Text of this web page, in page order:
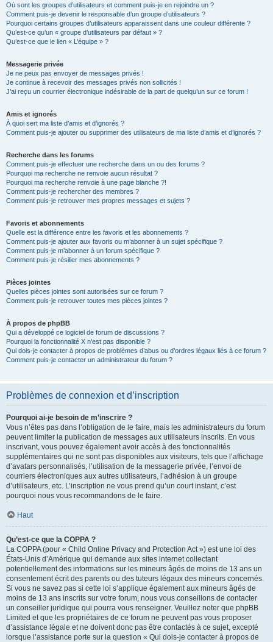
Où sont les groupes d’utilisateurs et comment puis-je en rejoindre un ?
Comment puis-je devenir le responsable d’un groupe d’utilisateurs ?
Pourquoi certains groupes d’utilisateurs apparaissent dans une couleur différente ?
Qu’est-ce qu’un « groupe d’utilisateurs par défaut » ?
Qu’est-ce que le lien « L’équipe » ?
Messagerie privée
Je ne peux pas envoyer de messages privés !
Je continue à recevoir des messages privés non sollicités !
J’ai reçu un courrier électronique indésirable de la part de quelqu’un sur ce forum !
Amis et ignorés
À quoi sert ma liste d’amis et d’ignorés ?
Comment puis-je ajouter ou supprimer des utilisateurs de ma liste d’amis et d’ignorés ?
Recherche dans les forums
Comment puis-je effectuer une recherche dans un ou des forums ?
Pourquoi ma recherche ne renvoie aucun résultat ?
Pourquoi ma recherche renvoie à une page blanche ?!
Comment puis-je rechercher des membres ?
Comment puis-je retrouver mes propres messages et sujets ?
Favoris et abonnements
Quelle est la différence entre les favoris et les abonnements ?
Comment puis-je ajouter aux favoris ou m’abonner à un sujet spécifique ?
Comment puis-je m’abonner à un forum spécifique ?
Comment puis-je résilier mes abonnements ?
Pièces jointes
Quelles pièces jointes sont autorisées sur ce forum ?
Comment puis-je retrouver toutes mes pièces jointes ?
À propos de phpBB
Qui a développé ce logiciel de forum de discussions ?
Pourquoi la fonctionnalité X n’est pas disponible ?
Qui dois-je contacter à propos de problèmes d’abus ou d’ordres légaux liés à ce forum ?
Comment puis-je contacter un administrateur du forum ?
Problèmes de connexion et d’inscription
Pourquoi ai-je besoin de m’inscrire ?
Vous n’êtes pas dans l’obligation de le faire, mais les administrateurs du forum
peuvent limiter la publication de messages aux utilisateurs inscrits. En vous
inscrivant, vous pouvez également avoir accès à des fonctionnalités
supplémentaires qui ne sont pas disponibles aux visiteurs, tels que l’affichage
d’avatars personnalisés, l’utilisation de la messagerie privée, l’envoi de
courriers électroniques aux autres utilisateurs, l’adhésion à un groupe
d’utilisateurs, etc. L’inscription ne vous prend qu’un court instant, c’est
pourquoi nous vous recommandons de le faire.
Haut
Qu’est-ce que la COPPA ?
La COPPA (pour « Child Online Privacy and Protection Act ») est une loi des
États-Unis d’Amérique qui demande aux sites internet collectant
potentiellement des informations sur les mineurs âgés de moins de 13 ans un
consentement écrit des parents ou des tuteurs légaux des mineurs concernés.
Si vous ne savez pas si cette loi s’applique également aux mineurs âgés de
moins de 13 ans inscrits sur votre forum, nous vous conseillons de contacter
un conseiller juridique qui pourra vous renseigner. Veuillez noter que phpBB
Limited et que les propriétaires de ce forum ne peuvent pas vous proposer
d’assistance légale et ne doivent donc pas être contactés à ce sujet, excepté
lorsque l’assistance porte sur la question « Qui dois-je contacter à propos de